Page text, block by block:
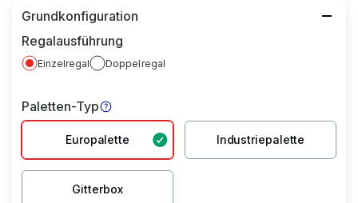
Grundkonfiguration
Regalausführung
Einzelregal Doppelregal
Paletten-Typ
Europalette Industriepalette
Gitterbox